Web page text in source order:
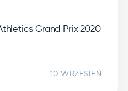
Grand Prix 2020
10 WRZESIEŃ